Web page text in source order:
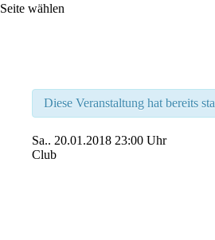
Seite wählen
Diese Veranstaltung hat bereits
Sa.. 20.01.2018 23:00 Uhr
Club